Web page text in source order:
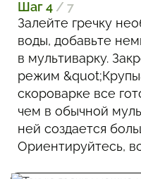
Шаг 4 / 7
Залейте гречку
воды, добавьте
в мультиварку.
режим
скороварке все
чем в обычной
ней создается
Ориентируйтесь,